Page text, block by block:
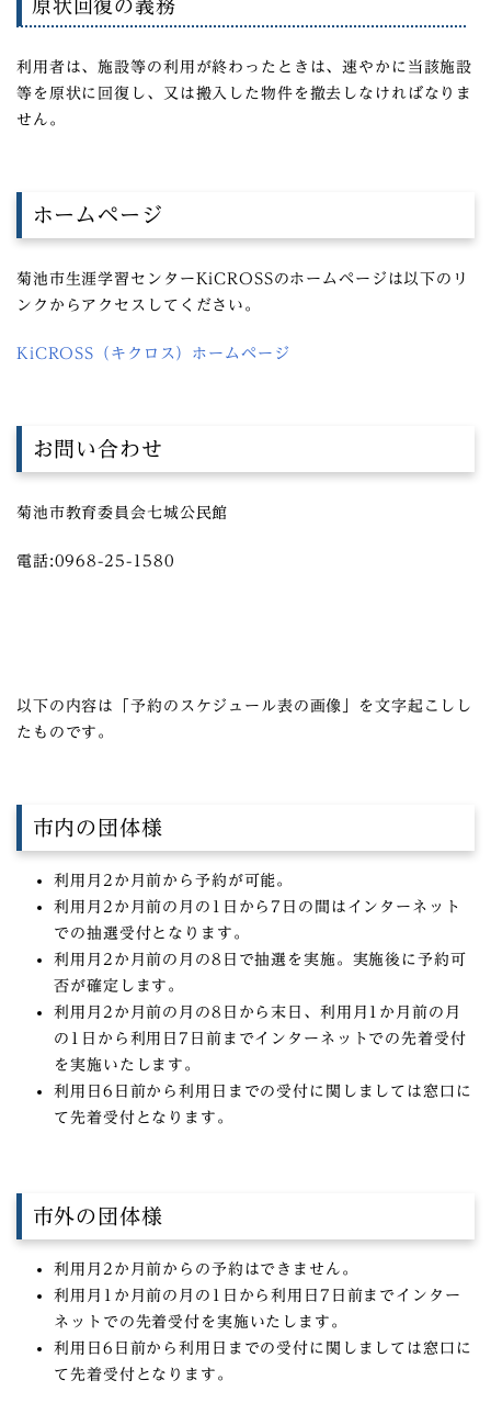
原状回復の義務
利用者は、施設等の利用が終わったときは、速やかに当該施設
等を原状に回復し、又は搬入した物件を撤去しなければなりま
せん。
ホームページ
菊池市生涯学習センターKiCROSSのホームページは以下のリ
ンクからアクセスしてください。
KiCROSS（キクロス）ホームページ
お問い合わせ
菊池市教育委員会七城公民館
電話:0968-25-1580
以下の内容は「予約のスケジュール表の画像」を文字起こしし
たものです。
市内の団体様
利用月2か月前から予約が可能。
利用月2か月前の月の1日から7日の間はインターネット
での抽選受付となります。
利用月2か月前の月の8日で抽選を実施。実施後に予約可
否が確定します。
利用月2か月前の月の8日から末日、利用月1か月前の月
の1日から利用日7日前までインターネットでの先着受付
を実施いたします。
利用日6日前から利用日までの受付に関しましては窓口に
て先着受付となります。
市外の団体様
利用月2か月前からの予約はできません。
利用月1か月前の月の1日から利用日7日前までインター
ネットでの先着受付を実施いたします。
利用日6日前から利用日までの受付に関しましては窓口に
て先着受付となります。